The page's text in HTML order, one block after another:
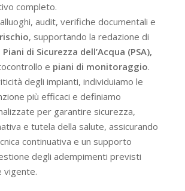
completo.
audit, verifiche documentali e
, supportando la redazione di
Piani di Sicurezza dell’Acqua (PSA),
e piani di monitoraggio.
degli impianti, individuiamo le
più efficaci e definiamo
per garantire sicurezza,
e tutela della salute, assicurando
continuativa e un supporto
degli adempimenti previsti
vigente.